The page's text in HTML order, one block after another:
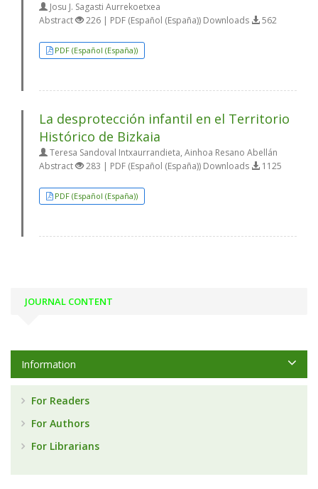
Josu J. Sagasti Aurrekoetxea
Abstract
226 | PDF (Español (España)) Downloads 562
PDF (Español (España))
La desprotección infantil en el Territorio
Histórico de Bizkaia
Teresa Sandoval Intxaurrandieta, Ainhoa Resano Abellán
Abstract
283 | PDF (Español (España)) Downloads 1125
PDF (Español (España))
JOURNAL CONTENT
Information
For Readers
For Authors
For Librarians